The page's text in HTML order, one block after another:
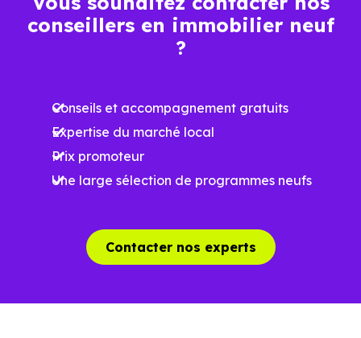
…
Performances
réduit
conseillers en immobilier neuf
?
Conseils et accompagnement gratuits
Expertise du marché local
Prix promoteur
Une large sélection de programmes neufs
Contacter nos experts